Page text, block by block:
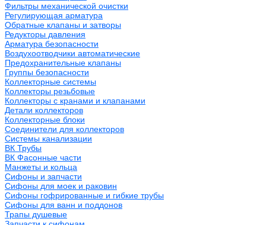
Фильтры механической очистки
Регулирующая арматура
Обратные клапаны и затворы
Редукторы давления
Арматура безопасности
Воздухоотводчики автоматические
Предохранительные клапаны
Группы безопасности
Коллекторные системы
Коллекторы резьбовые
Коллекторы с кранами и клапанами
Детали коллекторов
Коллекторные блоки
Соединители для коллекторов
Системы канализации
ВК Трубы
ВК Фасонные части
Манжеты и кольца
Сифоны и запчасти
Сифоны для моек и раковин
Сифоны гофрированные и гибкие трубы
Сифоны для ванн и поддонов
Трапы душевые